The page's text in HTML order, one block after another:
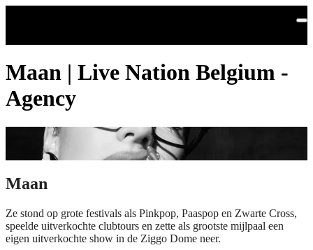
Maan | Live Nation Belgium -
Agency
Maan
Ze stond op grote festivals als Pinkpop, Paaspop en Zwarte Cross,
speelde uitverkochte clubtours en zette als grootste mijlpaal een
eigen uitverkochte show in de Ziggo Dome neer.